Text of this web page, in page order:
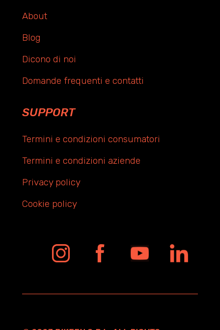
About
Blog
Dicono di noi
Domande frequenti e contatti
SUPPORT
Termini e condizioni consumatori
Termini e condizioni aziende
Privacy policy
Cookie policy